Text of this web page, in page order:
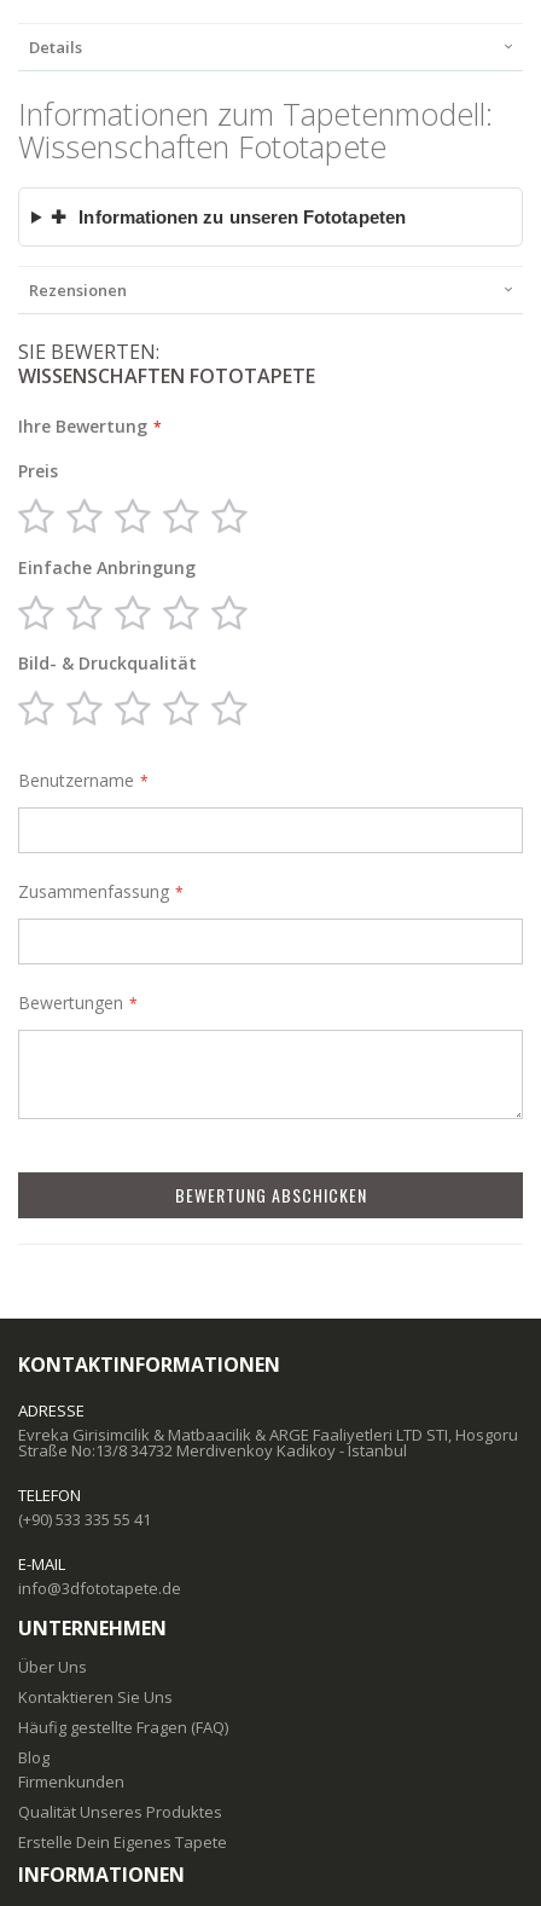
Details
Informationen zum Tapetenmodell:
Wissenschaften Fototapete
✚ Informationen zu unseren Fototapeten
Rezensionen
SIE BEWERTEN:
WISSENSCHAFTEN FOTOTAPETE
Ihre Bewertung
Preis
1
2
3
4
Einfache Anbringung
1
2
3
4
Bild- & Druckqualität
1
2
3
4
Benutzername
Zusammenfassung
Bewertungen
BEWERTUNG ABSCHICKEN
KONTAKTINFORMATIONEN
ADRESSE
Evreka Girisimcilik & Matbaacilik & ARGE Faaliyetleri LTD STI, Hosgoru
Straße No:13/8 34732 Merdivenkoy Kadikoy - Istanbul
TELEFON
(+90) 533 335 55 41
E-MAIL
info@3dfototapete.de
UNTERNEHMEN
Über Uns
Kontaktieren Sie Uns
Häufig gestellte Fragen (FAQ)
Blog
Firmenkunden
Qualität Unseres Produktes
Erstelle Dein Eigenes Tapete
INFORMATIONEN